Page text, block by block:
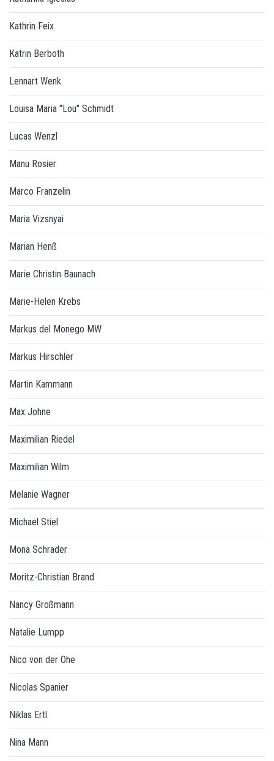
Kathrin Feix
Katrin Berboth
Lennart Wenk
Louisa Maria "Lou" Schmidt
Lucas Wenzl
Manu Rosier
Marco Franzelin
Maria Vizsnyai
Marian Henß
Marie Christin Baunach
Marie-Helen Krebs
Markus del Monego MW
Markus Hirschler
Martin Kammann
Max Johne
Maximilian Riedel
Maximilian Wilm
Melanie Wagner
Michael Stiel
Mona Schrader
Moritz-Christian Brand
Nancy Großmann
Natalie Lumpp
Nico von der Ohe
Nicolas Spanier
Niklas Ertl
Nina Mann